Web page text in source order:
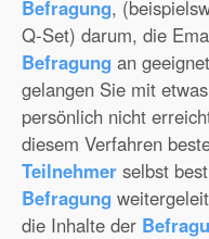
Befragung,
Q-Set) darum, die
Befragung an
gelangen Sie mit
persönlich nicht
diesem Verfahren
Teilnehmer selbst
Befragung
die Inhalte der